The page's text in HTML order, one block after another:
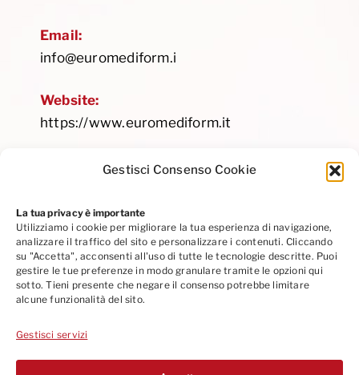
Gestisci Consenso Cookie
La tua privacy è importante
Utilizziamo i cookie per migliorare la tua esperienza di navigazione,
analizzare il traffico del sito e personalizzare i contenuti. Cliccando
su "Accetta", acconsenti all'uso di tutte le tecnologie descritte. Puoi
gestire le tue preferenze in modo granulare tramite le opzioni qui
sotto. Tieni presente che negare il consenso potrebbe limitare
alcune funzionalità del sito.
Gestisci servizi
Email:
info@euromediform.i
Website:
https://www.euromediform.it
Privacy Policy|Cookie Policy|Codice Etico
Seguici su Linkedin